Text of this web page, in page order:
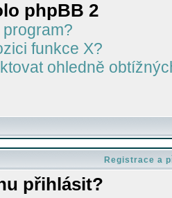
phpBB 2
funkce X?
ohledně
Registrace a
přihlásit?